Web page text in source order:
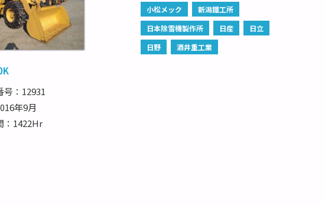
号：12931
年9月
：1422Hr
小松メック
新潟鐵工所
日本除雪機製作所
日産
日立
日野
酒井重工業